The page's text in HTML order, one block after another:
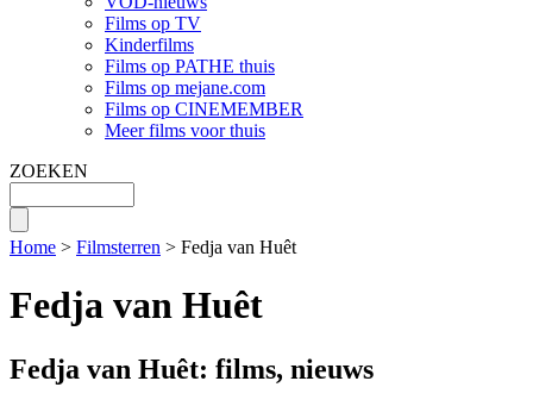
Films op TV
Kinderfilms
Films op PATHE thuis
Films op mejane.com
Films op CINEMEMBER
Meer films voor thuis
ZOEKEN
Home > Filmsterren > Fedja van Huêt
Fedja van Huêt
Fedja van Huêt: films, nieuws